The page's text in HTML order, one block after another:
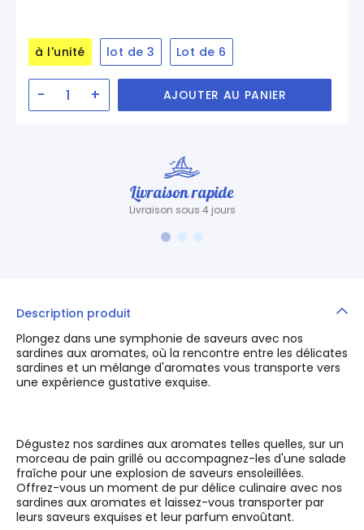
à l'unité lot de 3 Lot de 6
- + AJOUTER AU PANIER
Livraison rapide
Livraison sous 4 jours
Description produit
Plongez dans une symphonie de saveurs avec nos
sardines aux aromates, où la rencontre entre les délicates
sardines et un mélange d'aromates vous transporte vers
une expérience gustative exquise.
Dégustez nos sardines aux aromates telles quelles, sur un
morceau de pain grillé ou accompagnez-les d'une salade
fraîche pour une explosion de saveurs ensoleillées.
Offrez-vous un moment de pur délice culinaire avec nos
sardines aux aromates et laissez-vous transporter par
leurs saveurs exquises et leur parfum envoûtant.